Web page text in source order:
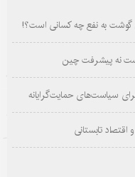
گوشت به نفع چه کسانی است؟!
نه پیشرفت چین
سیاست‌های حمایت‌گرایانه
تابستانی